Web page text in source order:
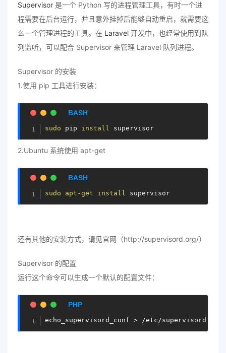
Supervisor 是一个 Python 写的进程管理工具，有时一个进
程需要在后台运行，并且意外挂掉后能够自动重启，就需要这
么一个管理进程的工具。在 Laravel 开发中，也经常使用到队
列监听，可以配合 Supervisor 来管理 Laravel 队列进程。
Supervisor 的安装
1.使用 pip 工具进行安装：
sudo pip install
2.Ubuntu 系统使用 apt-get
sudo apt-get install
还有其他的安装方式，请见官网（http://supervisord.org/）
Supervisor 的配置
运行这个命令可以生成一个默认的配置文件：
echo_supervisord_conf > /etc/supervisord